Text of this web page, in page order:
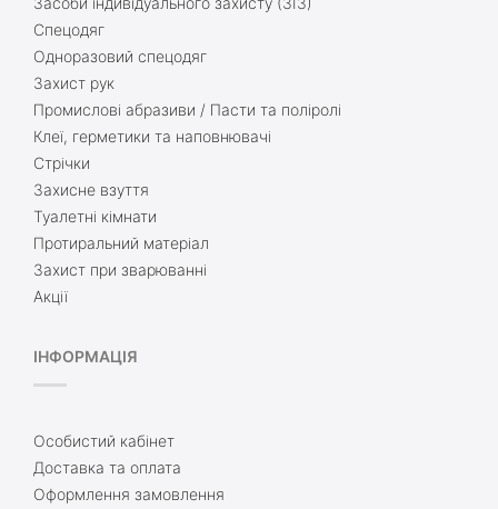
Спецодяг
Одноразовий спецодяг
Захист рук
Промислові абразиви / Пасти та поліролі
Клеї, герметики та наповнювачі
Стрічки
Захисне взуття
Туалетні кімнати
Протиральний матеріал
Захист при зварюванні
Акції
ІНФОРМАЦІЯ
Особистий кабінет
Доставка та оплата
Оформлення замовлення